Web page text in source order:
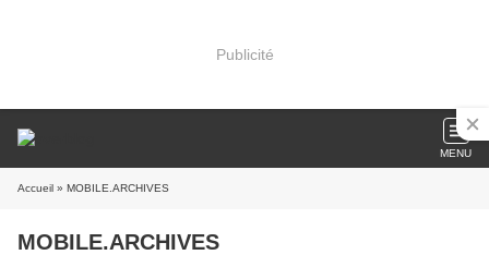
Publicité
MENU
Accueil » MOBILE.ARCHIVES
MOBILE.ARCHIVES